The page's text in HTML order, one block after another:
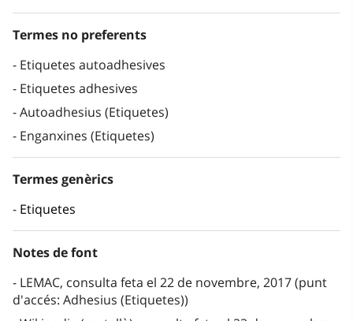
Termes no preferents
Etiquetes autoadhesives
Etiquetes adhesives
Autoadhesius (Etiquetes)
Enganxines (Etiquetes)
Termes genèrics
Etiquetes
Notes de font
LEMAC, consulta feta el 22 de novembre, 2017 (punt
d'accés: Adhesius (Etiquetes))